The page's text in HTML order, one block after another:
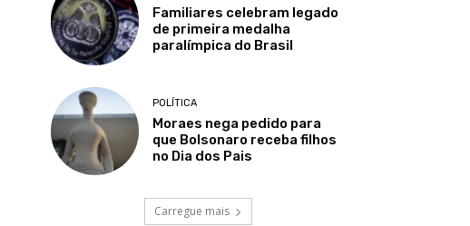
Familiares celebram legado
de primeira medalha
paralímpica do Brasil
POLÍTICA
Moraes nega pedido para
que Bolsonaro receba filhos
no Dia dos Pais
Carregue mais